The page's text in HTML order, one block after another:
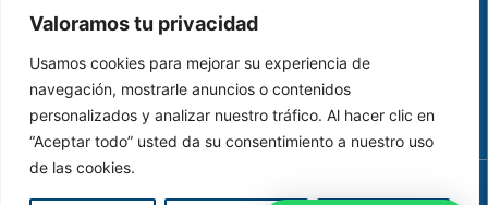
Valoramos tu privacidad
Usamos cookies para mejorar su experiencia de
navegación, mostrarle anuncios o contenidos
personalizados y analizar nuestro tráfico. Al hacer clic en
“Aceptar todo” usted da su consentimiento a nuestro uso
de las cookies.